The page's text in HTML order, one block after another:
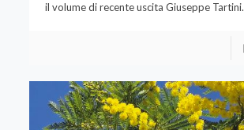
il volume di recente uscita Giuseppe Tartini.